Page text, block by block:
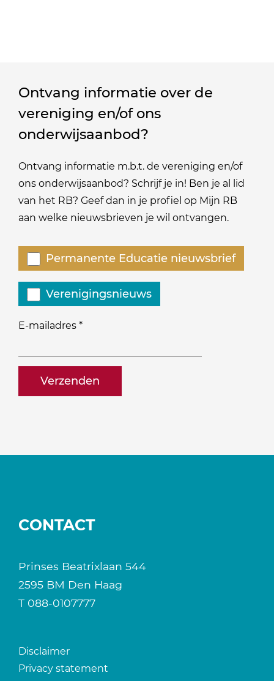
Ontvang informatie over de
vereniging en/of ons
onderwijsaanbod?
Ontvang informatie m.b.t. de vereniging en/of
ons onderwijsaanbod? Schrijf je in! Ben je al lid
van het RB? Geef dan in je profiel op Mijn RB
aan welke nieuwsbrieven je wil ontvangen.
E-mailadres *
naam@bedrijf.nl
Welke
nieuwsbrieven
zou
je
willen
Permanente Educatie nieuwsbrief
Verenigingsnieuws
CONTACT
Prinses Beatrixlaan 544
2595 BM Den Haag
T 088-0107777
Disclaimer
Privacy statement